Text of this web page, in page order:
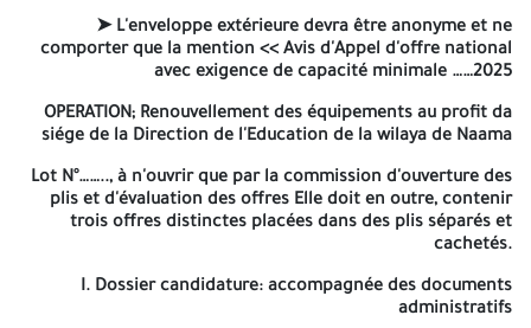
OUVERT
AVEC EXIGENCE DE CAPACITE MINIMALES Nº 13 /2025
LA DIRECTION DE L'EDUCATION de la Wilaya de NAAMA, (NIF:
416013000045093)
équipements su profit du siége de la Direction de l'Education de
la wilaya de Naama, (08 lots):
Lot N°01: Equipement Administratif, Lot N°02:
Equipement Informatique, Reprographie et didactique,
Lot N°03: Climatisation( Acquisition et pose des
climatiseurs), Lot N°04: Equipement Salle de
➤ L'enveloppe extérieure devra être anonyme et ne
comporter que la mention << Avis d'Appel d'offre national
avec exigence de capacité minimale ……2025
OPERATION; Renouvellement des équipements au profit da
siége de la Direction de l'Education de la wilaya de Naama
Lot N°…….., à n'ouvrir que par la commission d'ouverture des
plis et d'évaluation des offres Elle doit en outre, contenir
trois offres distinctes placées dans des plis séparés et
cachetés.
I. Dossier candidature: accompagnée des documents
administratifs